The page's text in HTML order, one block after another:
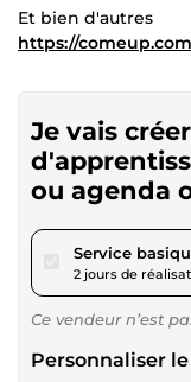
Et bien d'autres
https://
Je vais
ou agenda
Service
2 jours de
Ce vendeur n’est
Personnaliser